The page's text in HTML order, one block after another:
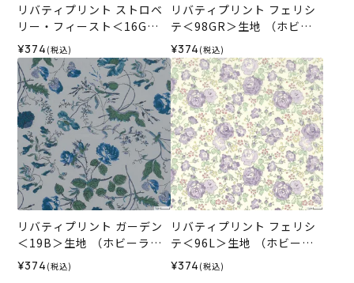
リバティプリント ストロベ
リー・フィースト＜16G＞
生地 （ホビーラホビーレオ
リジナル）2026SS
¥374 (税込)
リバティプリント フェリシ
テ＜98GR＞生地 （ホビー
ラホビーレオリジナル）202
6SS
¥374 (税込)
リバティプリント ガーデン
＜19B＞生地 （ホビーラホ
ビーレオリジナル）2026A
¥374 (税込)
リバティプリント フェリシ
テ＜96L＞生地 （ホビーラ
ホビーレオリジナル）2026
¥374 (税込)